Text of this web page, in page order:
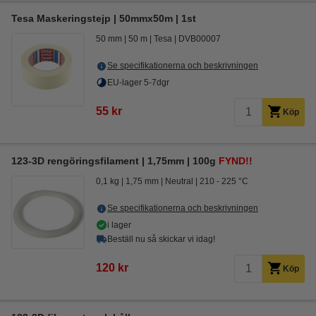
Tesa Maskeringstejp | 50mmx50m | 1st
50 mm 50 m Tesa DVB00007
Se specifikationerna och beskrivningen
EU-lager 5-7dgr
55 kr Köp
123-3D rengöringsfilament | 1,75mm | 100g FYND!!
0,1 kg 1,75 mm Neutral 210 - 225 °C
Se specifikationerna och beskrivningen
i lager
Beställ nu så skickar vi idag!
120 kr Köp